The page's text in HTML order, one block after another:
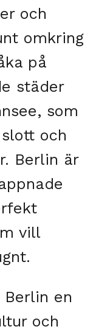
och
omkring
på
städer
som
och
Berlin är
vill
Berlin en
och